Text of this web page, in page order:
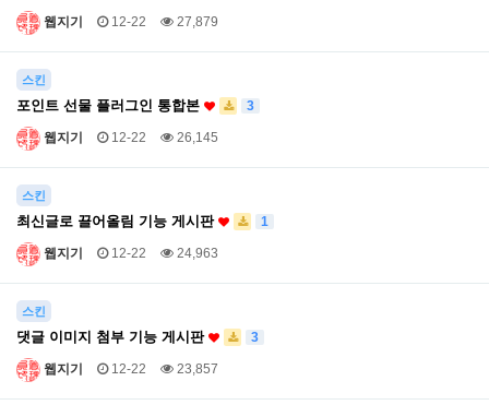
웹지기 12-22 27,879
스킨
포인트 선물 플러그인 통합본 3
웹지기 12-22 26,145
스킨
최신글로 끌어올림 기능 게시판 1
웹지기 12-22 24,963
스킨
댓글 이미지 첨부 기능 게시판 3
웹지기 12-22 23,857